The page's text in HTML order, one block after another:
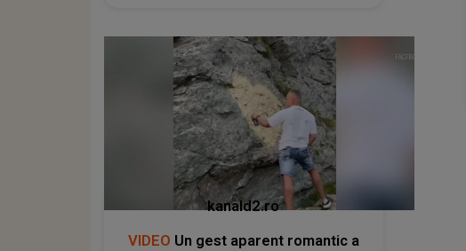
kanald2.ro
VIDEO Un gest aparent romantic a